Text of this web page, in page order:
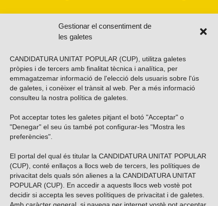
Gestionar el consentiment de
les galetes
CANDIDATURA UNITAT POPULAR (CUP), utilitza galetes
pròpies i de tercers amb finalitat tècnica i analítica, per
emmagatzemar informació de l'elecció dels usuaris sobre l'ús
de galetes, i conèixer el trànsit al web. Per a més informació
consulteu la nostra política de galetes
Pot acceptar totes les galetes pitjant el botó "Acceptar" o
"Denegar" el seu ús també pot configurar-les "Mostra les
preferències".
El portal del qual és titular la CANDIDATURA UNITAT POPULAR
(CUP), conté enllaços a llocs web de tercers, les polítiques de
privacitat dels quals són alienes a la CANDIDATURA UNITAT
POPULAR (CUP). En accedir a aquests llocs web vostè pot
decidir si accepta les seves polítiques de privacitat i de galetes.
Vols subscriure’t al nostre butlletí?
ENVIAR
Troba’ns a les xarxes socials